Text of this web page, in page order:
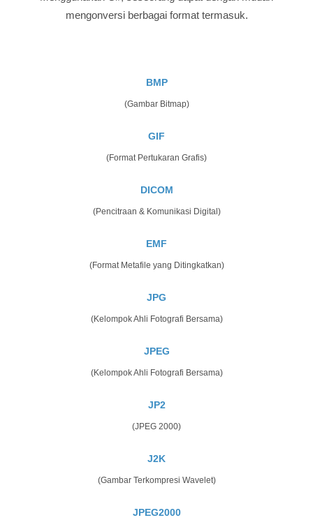
mengonversi berbagai format termasuk.
BMP
(Gambar Bitmap)
GIF
(Format Pertukaran Grafis)
DICOM
(Pencitraan & Komunikasi Digital)
EMF
(Format Metafile yang Ditingkatkan)
JPG
(Kelompok Ahli Fotografi Bersama)
JPEG
(Kelompok Ahli Fotografi Bersama)
JP2
(JPEG 2000)
J2K
(Gambar Terkompresi Wavelet)
JPEG2000